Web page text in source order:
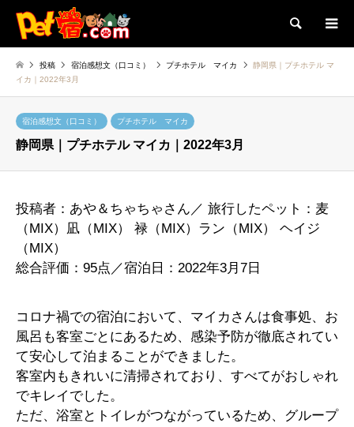
検索
投稿 宿泊感想文（口コミ） プチホテル マイカ
静岡県｜プチホテル マ
イカ｜2022年3月
宿泊感想文（口コミ） プチホテル マイカ
静岡県｜プチホテル マイカ｜2022年3月
投稿者：あや＆ちゃちゃさん／ 旅行したペット：麦
（MIX）凪（MIX） 禄（MIX）ラン（MIX） ヘイジ
（MIX）
総合評価：95点／宿泊日：2022年3月7日
コロナ禍での宿泊において、マイカさんは食事処、お
風呂も客室ごとにあるため、感染予防が徹底されてい
て安心して泊まることができました。
客室内もきれいに清掃されており、すべてがおしゃれ
でキレイでした。
ただ、浴室とトイレがつながっているため、グループ